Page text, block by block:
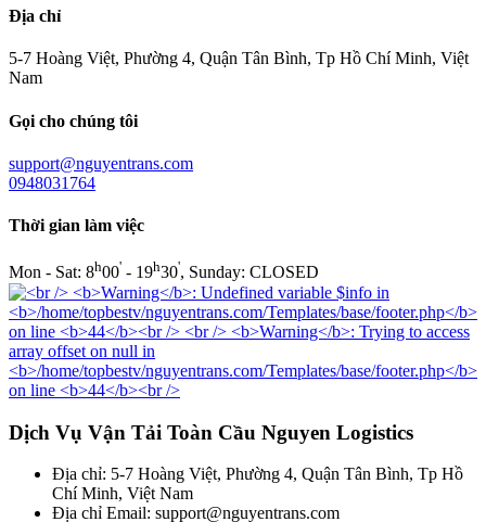
Địa chỉ
5-7 Hoàng Việt, Phường 4, Quận Tân Bình, Tp Hồ Chí Minh, Việt
Nam
Gọi cho chúng tôi
support@nguyentrans.com
0948031764
Thời gian làm việc
Mon - Sat: 8h00' - 19h30', Sunday: CLOSED
Dịch Vụ Vận Tải Toàn Cầu Nguyen Logistics
Địa chỉ: 5-7 Hoàng Việt, Phường 4, Quận Tân Bình, Tp Hồ
Chí Minh, Việt Nam
Địa chỉ Email: support@nguyentrans.com